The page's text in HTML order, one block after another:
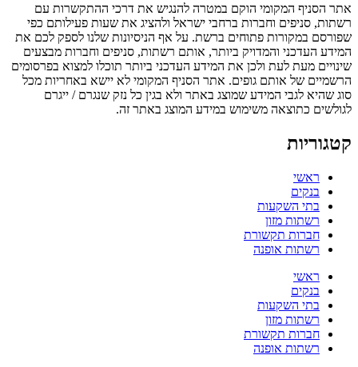
אתר הסניף המקומי הוקם במטרה להנגיש את דרכי ההתקשרות עם
רשתות, סניפים וחברות ברחבי ישראל ולהציג את שעות פעילותם כפי
שפורסם במקורות פתוחים ברשת. על אף הניסיונות שלנו לספק לכם את
המידע העדכני והמדויק ביותר, אותם רשתות, סניפים וחברות מבצעים
שינויים מעת לעת ולכן את המידע העדכני ביותר תוכלו למצוא בפרסומים
הרשמיים של אותם גופים. אתר הסניף המקומי לא יישא באחריות מכל
סוג שהיא לגבי המידע שמוצג באתר ולא בגין כל נזק שנגרם / ייגרם
לגולשים כתוצאה משימוש במידע המוצג באתר זה.
קטגוריות
ראשי
בנקים
בתי השקעות
רשתות מזון
חברות תקשורת
רשתות אופנה
ראשי
בנקים
בתי השקעות
רשתות מזון
חברות תקשורת
רשתות אופנה